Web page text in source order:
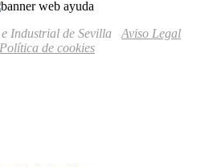
Industrial de Sevilla Aviso Legal
Política de cookies